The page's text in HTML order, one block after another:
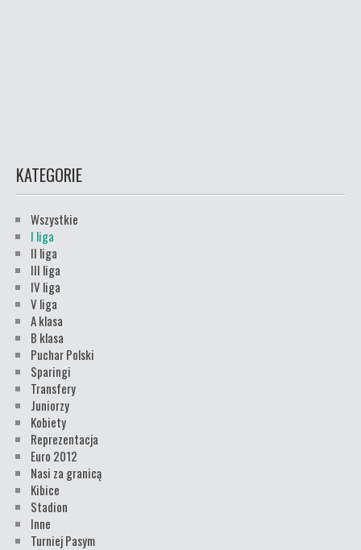
KATEGORIE
Wszystkie
I liga
II liga
III liga
IV liga
V liga
A klasa
B klasa
Puchar Polski
Sparingi
Transfery
Juniorzy
Kobiety
Reprezentacja
Euro 2012
Nasi za granicą
Kibice
Stadion
Inne
Turniej Pasym